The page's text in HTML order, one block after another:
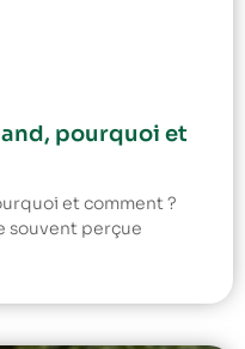
pourquoi et
et comment ?
souvent perçue